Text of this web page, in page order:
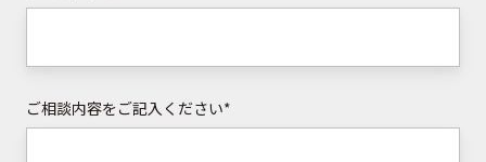
ご相談内容をご記入ください*